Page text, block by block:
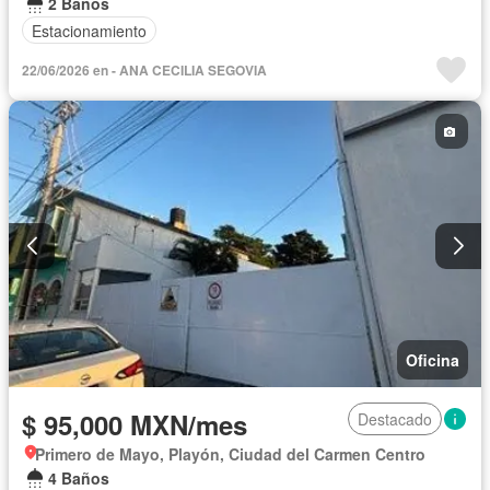
Estacionamiento
22/06/2026 en - ANA CECILIA SEGOVIA
Oficina
$ 95,000 MXN/mes
Destacado
Primero de Mayo, Playón, Ciudad del Carmen Centro
4 Baños